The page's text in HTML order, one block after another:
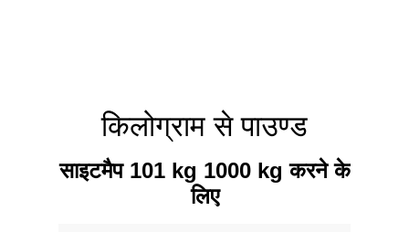
किलोग्राम से पाउण्ड
साइटमैप 101 kg 1000 kg करने के
लिए